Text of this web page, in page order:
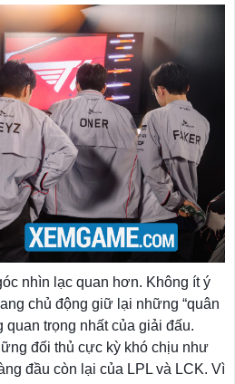
nhìn lạc quan hơn. Không ít ý
chủ động giữ lại những “quân
quan trọng nhất của giải đấu.
đối thủ cực kỳ khó chịu như
đầu còn lại của LPL và LCK. Vì